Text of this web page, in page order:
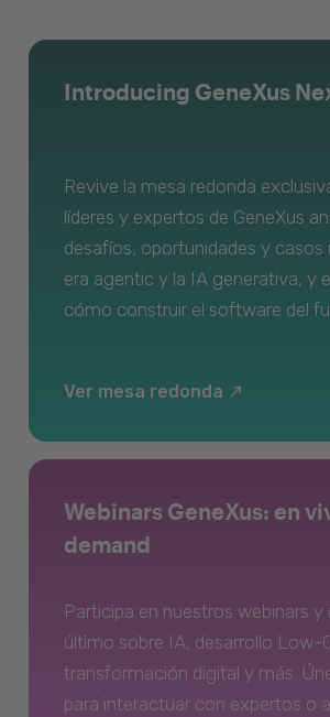
Introducing GeneXus
Revive la mesa redonda
líderes y expertos de GeneXus
desafíos, oportunidades y casos
era agentic y la IA generativa, y
cómo construir el software del
Ver mesa redonda
Webinars GeneXus: en
demand
Participa en nuestros webinars y
último sobre IA, desarrollo Low-
transformación digital y más.
para interactuar con expertos o